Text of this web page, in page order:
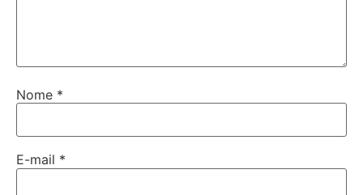
Nome *
E-mail *